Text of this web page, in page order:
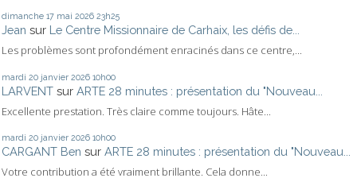
dimanche 17 mai 2026 23h25
Jean sur Le Centre Missionnaire de Carhaix, les défis de...
Les problèmes sont profondément enracinés dans ce centre,...
mardi 20 janvier 2026 10h00
LARVENT sur ARTE 28 minutes : présentation du "Nouveau...
Excellente prestation. Très claire comme toujours. Hâte...
mardi 20 janvier 2026 10h00
CARGANT Ben sur ARTE 28 minutes : présentation du "Nouveau...
Votre contribution a été vraiment brillante. Cela donne...